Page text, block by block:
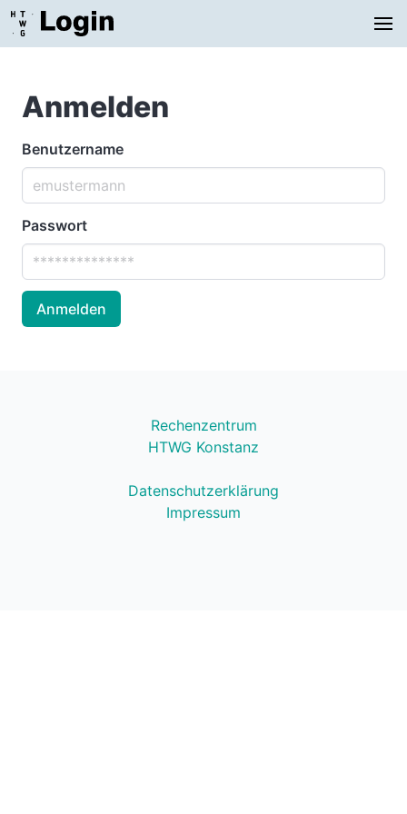
Anmelden
Benutzername
Passwort
Rechenzentrum
HTWG Konstanz
Datenschutzerklärung
Impressum